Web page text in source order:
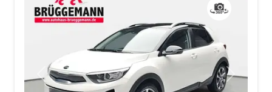
Previous Next